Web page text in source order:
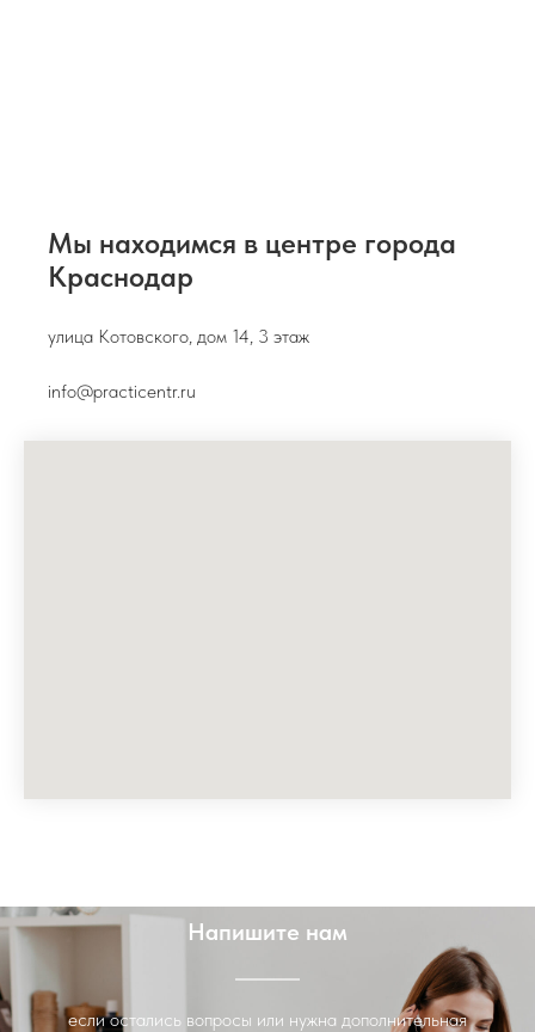
Мы находимся в центре города
Краснодар
улица Котовского, дом 14, 3 этаж
info@practicentr.ru
Напишите нам
если остались вопросы или нужна дополнительная